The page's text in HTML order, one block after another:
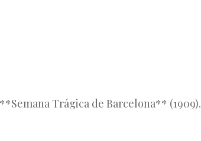
Trágica de Barcelona** (1909).